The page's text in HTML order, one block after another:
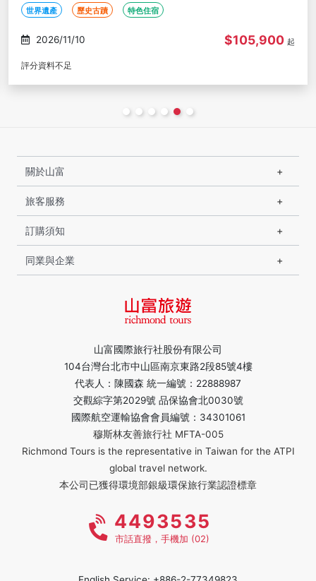
世界遺產 歷史古蹟 特色住宿
2026/11/17 $105,900 起
評分資料不足
山富國際旅行社股份有限公司
104台灣台北市中山區南京東路2段85號4樓
代表人：陳國森 統一編號：22888987
交觀綜字第2029號 品保協會北0030號
國際航空運輸協會會員編號：34301061
穆斯林友善旅行社 MFTA-005
Richmond Tours is the representative in Taiwan for the ATPI
global travel network.
本公司已獲得環境部銀級環保旅行業認證標章
關於山富
旅客服務
訂購須知
同業與企業
4493535
市話直撥，手機加 (02)